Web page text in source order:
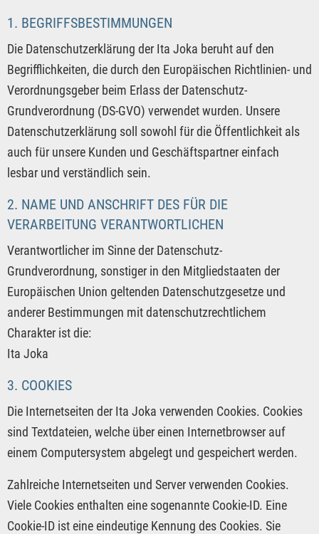
1. BEGRIFFSBESTIMMUNGEN
Die Datenschutzerklärung der Ita Joka beruht auf den
Begrifflichkeiten, die durch den Europäischen Richtlinien- und
Verordnungsgeber beim Erlass der Datenschutz-
Grundverordnung (DS-GVO) verwendet wurden. Unsere
Datenschutzerklärung soll sowohl für die Öffentlichkeit als
auch für unsere Kunden und Geschäftspartner einfach
lesbar und verständlich sein.
2. NAME UND ANSCHRIFT DES FÜR DIE
VERARBEITUNG VERANTWORTLICHEN
Verantwortlicher im Sinne der Datenschutz-
Grundverordnung, sonstiger in den Mitgliedstaaten der
Europäischen Union geltenden Datenschutzgesetze und
anderer Bestimmungen mit datenschutzrechtlichem
Charakter ist die:
Ita Joka
3. COOKIES
Die Internetseiten der Ita Joka verwenden Cookies. Cookies
sind Textdateien, welche über einen Internetbrowser auf
einem Computersystem abgelegt und gespeichert werden.
Zahlreiche Internetseiten und Server verwenden Cookies.
Viele Cookies enthalten eine sogenannte Cookie-ID. Eine
Cookie-ID ist eine eindeutige Kennung des Cookies. Sie